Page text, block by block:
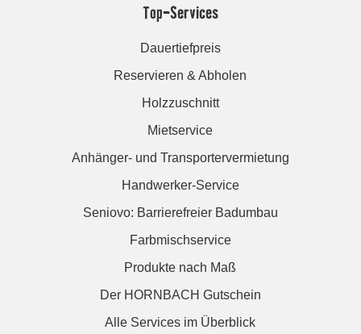
Top-Services
Dauertiefpreis
Reservieren & Abholen
Holzzuschnitt
Mietservice
Anhänger- und Transportervermietung
Handwerker-Service
Seniovo: Barrierefreier Badumbau
Farbmischservice
Produkte nach Maß
Der HORNBACH Gutschein
Alle Services im Überblick